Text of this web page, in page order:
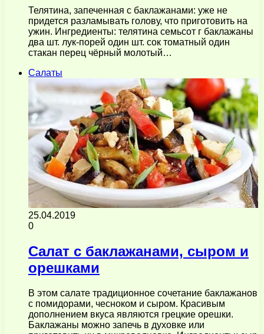
Телятина, запеченная с баклажанами: уже не
придется разламывать голову, что приготовить на
ужин. Ингредиенты: телятина семьсот г баклажаны
два шт. лук-порей один шт. сок томатный один
стакан перец чёрный молотый…
Салаты
25.04.2019
0
Салат с баклажанами, сыром и
орешками
В этом салате традиционное сочетание баклажанов
с помидорами, чесноком и сыром. Красивым
дополнением вкуса являются грецкие орешки.
Баклажаны можно запечь в духовке или